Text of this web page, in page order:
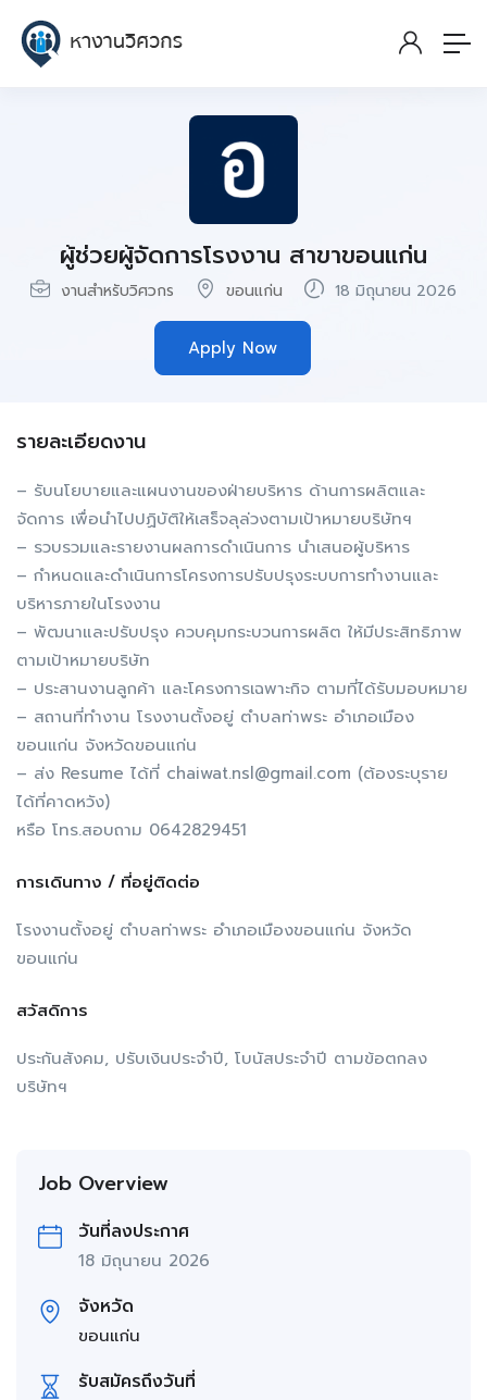
ผู้ช่วยผู้จัดการโรงงาน สาขาขอนแก่น
งานสำหรับวิศวกร ขอนแก่น 18 มิถุนายน 2026
Apply Now
รายละเอียดงาน
– รับนโยบายและแผนงานของฝ่ายบริหาร ด้านการผลิตและ
จัดการ เพื่อนำไปปฏิบัติให้เสร็จลุล่วงตามเป้าหมายบริษัทฯ
– รวบรวมและรายงานผลการดำเนินการ นำเสนอผู้บริหาร
– กำหนดและดำเนินการโครงการปรับปรุงระบบการทำงานและ
บริหารภายในโรงงาน
– พัฒนาและปรับปรุง ควบคุมกระบวนการผลิต ให้มีประสิทธิภาพ
ตามเป้าหมายบริษัท
– ประสานงานลูกค้า และโครงการเฉพาะกิจ ตามที่ได้รับมอบหมาย
– สถานที่ทำงาน โรงงานตั้งอยู่ ตำบลท่าพระ อำเภอเมือง
ขอนแก่น จังหวัดขอนแก่น
– ส่ง Resume ได้ที่ chaiwat.nsl@gmail.com (ต้องระบุราย
ได้ที่คาดหวัง)
หรือ โทร.สอบถาม 0642829451
การเดินทาง / ที่อยู่ติดต่อ
โรงงานตั้งอยู่ ตำบลท่าพระ อำเภอเมืองขอนแก่น จังหวัด
ขอนแก่น
สวัสดิการ
ประกันสังคม, ปรับเงินประจำปี, โบนัสประจำปี ตามข้อตกลง
บริษัทฯ
Job Overview
วันที่ลงประกาศ
18 มิถุนายน 2026
จังหวัด
ขอนแก่น
รับสมัครถึงวันที่